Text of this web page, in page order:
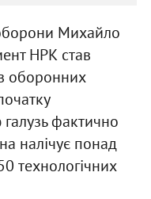
Михайло
НРК став
оборонних
фактично
налічує понад
технологічних